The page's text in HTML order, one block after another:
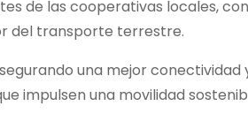
de las cooperativas locales,
del transporte terrestre.
una mejor conectividad
impulsen una movilidad